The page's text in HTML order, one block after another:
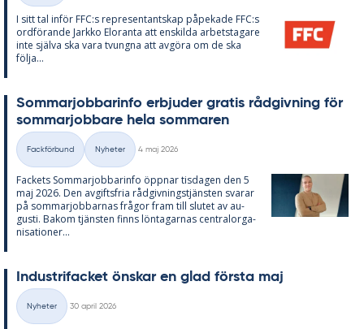
I sitt tal in­för FFC:s re­pre­sen­tant­skap på­pe­ka­de FFC:s
ord­fö­ran­de Jark­ko Elo­ran­ta att en­skil­da ar­bets­ta­ga­re
inte själva ska vara tvung­na att av­gö­ra om de ska
följa...
Som­mar­job­ba­rin­fo er­bju­der gra­tis råd­giv­ning för
som­mar­job­ba­re hela som­ma­ren
Kategorier
Fackförbund Nyheter
4 maj 2026
Fac­kets Som­mar­job­ba­rin­fo öpp­nar tis­da­gen den 5
maj 2026. Den av­gifts­fria råd­giv­nings­tjäns­ten sva­rar
på som­mar­job­bar­nas frå­gor fram till slu­tet av au­
gusti. Bakom tjäns­ten fin­ns lön­ta­gar­nas cen­tral­or­ga­
ni­sa­tio­ner...
In­du­stri­fac­ket öns­kar en glad förs­ta maj
Kategorier
Nyheter
30 april 2026